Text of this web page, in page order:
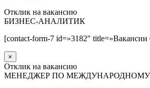
Отклик на вакансию
БИЗНЕС-АНАЛИТИК
[contact-form-7 id=»3182″ title=»Вакансии
×
Отклик на вакансию
МЕНЕДЖЕР ПО